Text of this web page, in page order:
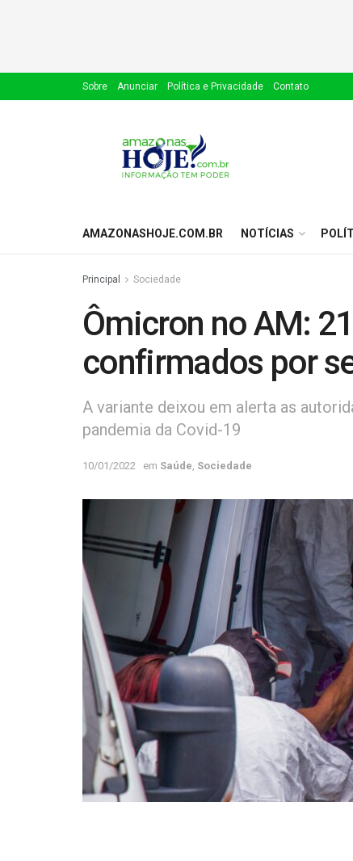
Sobre Anunciar Política e Privacidade Contato
AMAZONASHOJE.COM.BR NOTÍCIAS
Principal Sociedade
Ômicron no AM:
confirmados por
A variante deixou em alerta as
pandemia da Covid-19
10/01/2022 em Saúde Sociedade